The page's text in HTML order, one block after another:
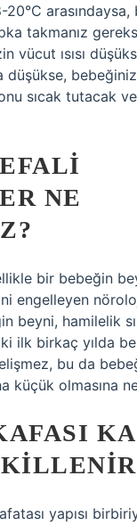
20°C
takmanız
vücut ısısı
düşükse,
sıcak tutacak
NE
bir bebeğin
engelleyen
beyni, hamilelik
ilk birkaç yılda
bu da
küçük olmasına
yapısı